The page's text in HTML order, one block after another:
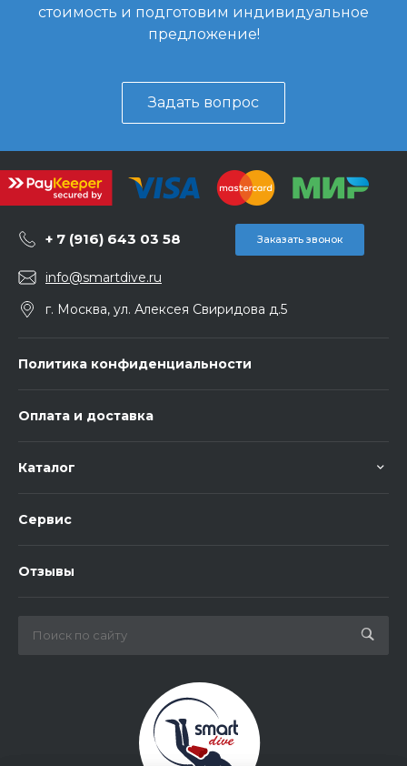
стоимость и подготовим индивидуальное
предложение!
Задать вопрос
+ 7 (916) 643 03 58 Заказать звонок
info@smartdive.ru
г. Москва, ул. Алексея Свиридова д.5
Политика конфиденциальности
Оплата и доставка
Каталог
Сервис
Отзывы